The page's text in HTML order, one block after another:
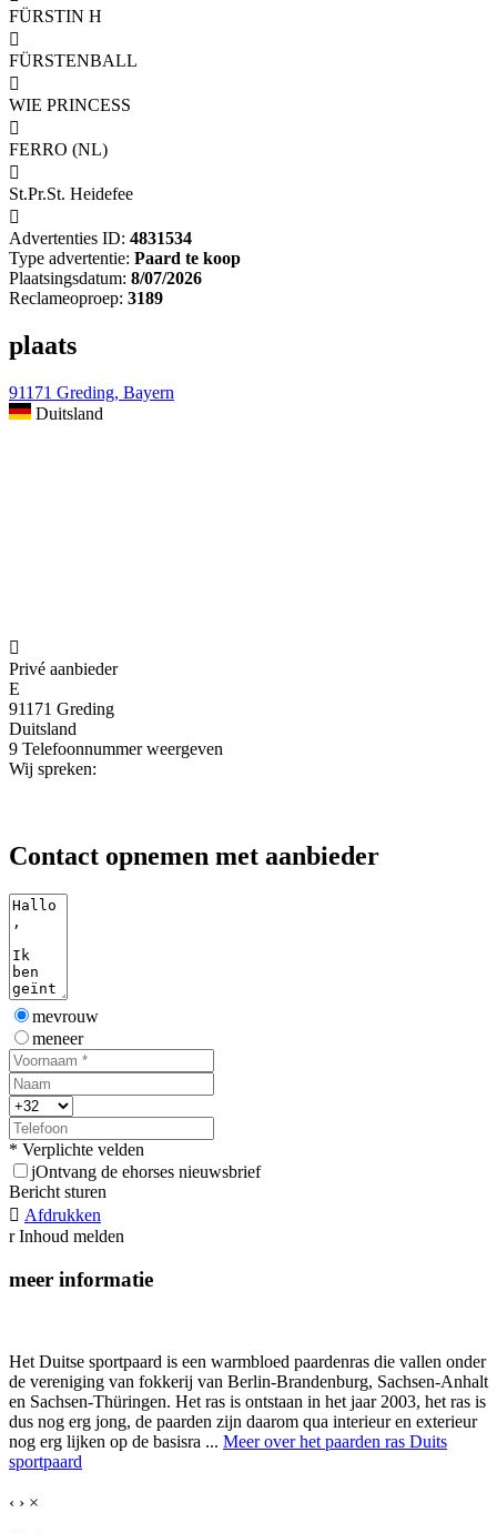
FÜRSTIN H

FÜRSTENBALL

WIE PRINCESS

FERRO (NL)

St.Pr.St. Heidefee

Advertenties ID: 4831534
Type advertentie: Paard te koop
Plaatsingsdatum: 8/07/2026
Reclameoproep: 3189
plaats
91171 Greding, Bayern
Duitsland

Privé aanbieder
E
91171 Greding
Duitsland
9 Telefoonnummer weergeven
Wij spreken:
Contact opnemen met aanbieder
mevrouw
meneer
* Verplichte velden
jOntvang de ehorses nieuwsbrief
Bericht sturen
 Afdrukken
r Inhoud melden
meer informatie
Het Duitse sportpaard is een warmbloed paardenras die vallen onder
de vereniging van fokkerij van Berlin-Brandenburg, Sachsen-Anhalt
en Sachsen-Thüringen. Het ras is ontstaan in het jaar 2003, het ras is
dus nog erg jong, de paarden zijn daarom qua interieur en exterieur
nog erg lijken op de basisra ... Meer over het paarden ras Duits
sportpaard
‹ › ×